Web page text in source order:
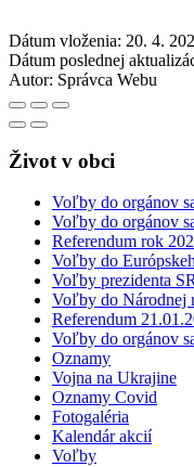
Dátum vloženia: 20. 4.
Dátum poslednej
Autor: Správca Webu
Život v obci
Voľby do orgánov
Voľby do orgánov
Referendum rok
Voľby do
Voľby prezidenta
Voľby do Národnej
Referendum
Voľby do orgánov
Oznamy
Vojna na Ukrajine
Oznamy Covid
Fotogaléria
Kalendár akcií
Voľby